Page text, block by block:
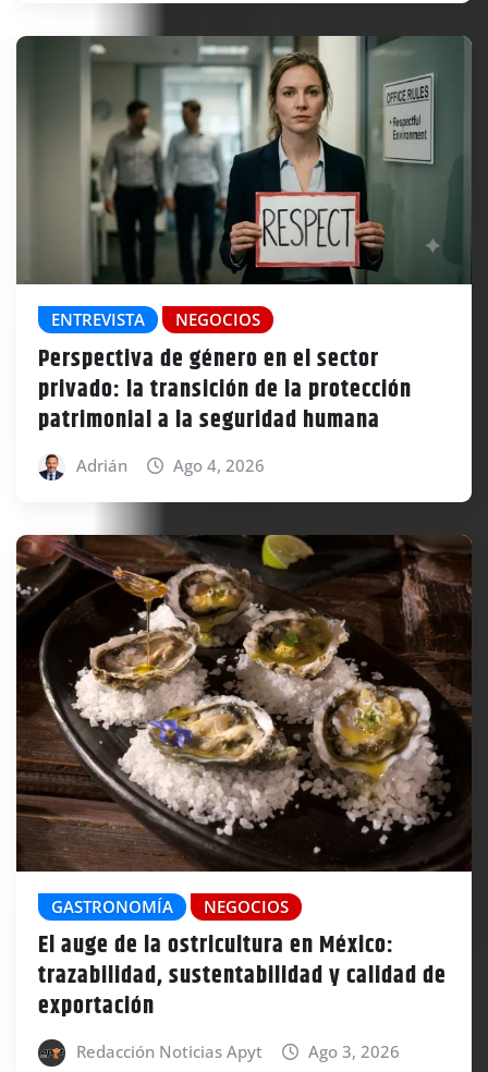
ENTREVISTA NEGOCIOS
Perspectiva de género en el sector
privado: la transición de la protección
patrimonial a la seguridad humana
Adrián Ago 4, 2026
GASTRONOMÍA NEGOCIOS
El auge de la ostricultura en México:
trazabilidad, sustentabilidad y calidad de
exportación
Redacción Noticias Apyt Ago 3, 2026